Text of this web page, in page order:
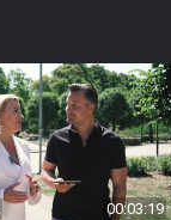
00:03:19